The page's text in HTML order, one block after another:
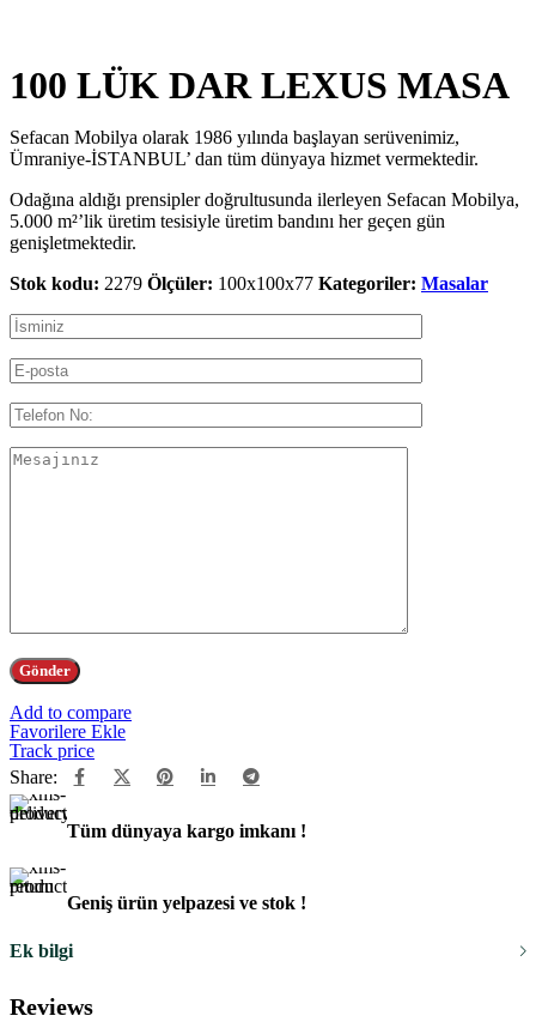
100 LÜK DAR LEXUS MASA
Sefacan Mobilya olarak 1986 yılında başlayan serüvenimiz,
Ümraniye-İSTANBUL’ dan tüm dünyaya hizmet vermektedir.
Odağına aldığı prensipler doğrultusunda ilerleyen Sefacan Mobilya,
5.000 m²’lik üretim tesisiyle üretim bandını her geçen gün
genişletmektedir.
Stok kodu: 2279 Ölçüler: 100x100x77 Kategoriler: Masalar
Add to compare
Favorilere Ekle
Track price
Share:
Tüm dünyaya kargo imkanı !
Geniş ürün yelpazesi ve stok !
Ek bilgi
Reviews